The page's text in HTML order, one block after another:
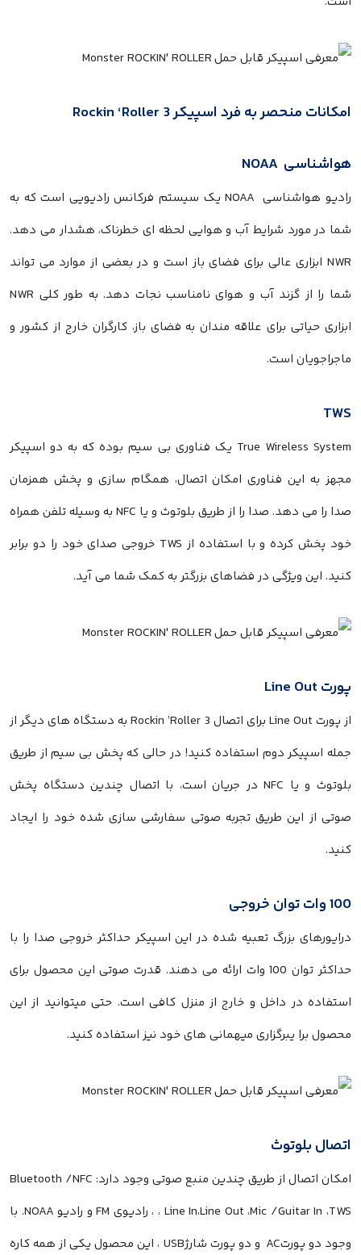
امکانات منحصر به فرد اسپیکر Rockin ‘Roller 3
هواشناسی NOAA
رادیو هواشناسی NOAA یک سیستم فرکانس رادیویی است که به
شما در مورد شرایط آب و هوایی لحظه ای خطرناک، هشدار می دهد.
NWR ابزاری عالی برای فضای باز است و در بعضی از موارد می تواند
شما را از گزند آب و هوای نامناسب نجات دهد. به طور کلی NWR
ابزاری حیاتی برای علاقه مندان به فضای باز، کارگران خارج از کشور و
ماجراجویان است.
TWS
True Wireless System یک فناوری بی سیم بوده که به دو اسپیکر
مجهز به این فناوری امکان اتصال، همگام سازی و پخش همزمان
صدا را می دهد. صدا را از طریق بلوتوث و یا NFC به وسیله تلفن همراه
خود پخش کرده و با استفاده از TWS خروجی صدای خود را دو برابر
کنید. این ویژگی در فضاهای بزرگتر به کمک شما می آید.
پورت Line Out
از پورت Line Out برای اتصال Rockin ’Roller 3 به دستگاه های دیگر از
جمله اسپیکر دوم استفاده کنید! در حالی که پخش بی سیم از طریق
بلوتوث و یا NFC در جریان است، با اتصال چندین دستگاه پخش
صوتی از این طریق تجربه صوتی سفارشی سازی شده خود را ایجاد
کنید.
100 وات توان خروجی
درایورهای بزرگ تعبیه شده در این اسپیکر حداکثر خروجی صدا را با
حداکثر توان 100 وات ارائه می دهند. قدرت صوتی این محصول برای
استفاده در داخل و خارج از منزل کافی است. حتی میتوانید از این
محصول برا یبرگزاری میهمانی های خود نیز استفاده کنید.
اتصال بلوتوث
امکان اتصال از طریق چندین منبع صوتی وجود دارد: Bluetooth /NFC
، Line In،Line Out ،Mic /Guitar In ،TWS ، رادیوی FM و رادیو NOAA. با
وجود دو پورتAC و دو پورت شارژUSB ، این محصول یکی از همه کاره